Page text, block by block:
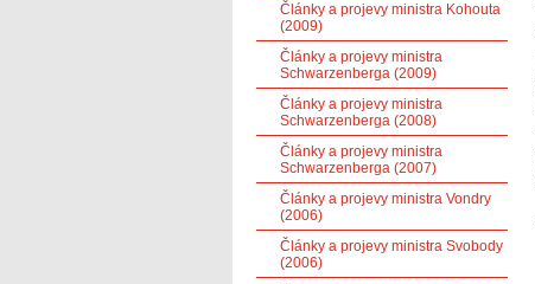
Články a projevy ministra Kohouta
(2009)
Články a projevy ministra
Schwarzenberga (2009)
Články a projevy ministra
Schwarzenberga (2008)
Články a projevy ministra
Schwarzenberga (2007)
Články a projevy ministra Vondry
(2006)
Články a projevy ministra Svobody
(2006)